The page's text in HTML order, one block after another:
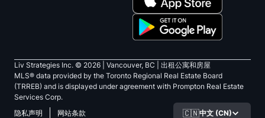
Liv Strategies Inc. © 2026 | Vancouver, BC |
出租公寓和房屋
MLS® data provided by the Toronto Regional Real Estate Board
(TRREB) and is displayed under agreement with Prompton Real Estate
Services Corp.
隐私声明
网站条款 🇨🇳中文 (CN)